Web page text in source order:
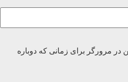
در مرورگر برای زمانی که دوباره